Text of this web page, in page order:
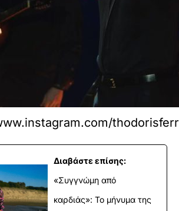
Διαβάστε επίσης:
«Συγγνώμη από
καρδιάς»: Το μήνυμα της